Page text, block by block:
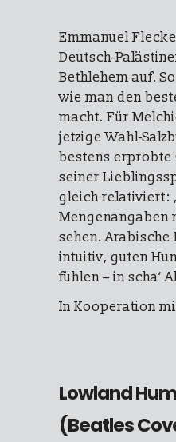
Emmanuel
Deutsch-
Bethlehem auf.
wie man den
macht. Für
jetzige Wahl-
bestens erprobte
seiner
gleich relativiert:
Mengenangaben
sehen.
intuitiv, guten
fühlen – in schā‘
In Kooperation
Lowland Hum
(Beatles